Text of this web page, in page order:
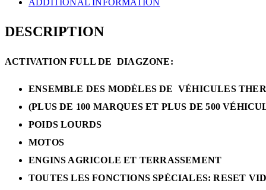
DIAGZONE
PRO
QUANTITY
DESCRIPTION
ACTIVATION FULL DE DIAGZONE:
ENSEMBLE DES MODÈLES DE VÉHICULES
(PLUS DE 100 MARQUES ET PLUS DE 500
POIDS LOURDS
MOTOS
ENGINS AGRICOLE ET TERRASSEMENT
TOUTES LES FONCTIONS SPÉCIALES: RESET